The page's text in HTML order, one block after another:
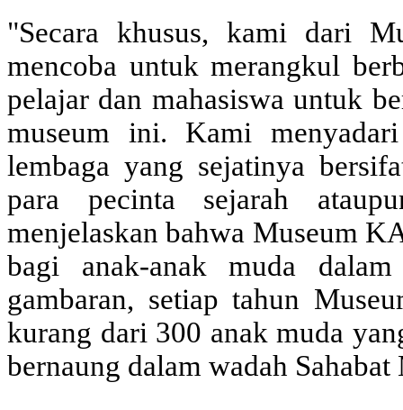
"Secara khusus, kami dari
mencoba untuk merangkul
pelajar dan mahasiswa untuk
museum ini. Kami
lembaga yang sejatinya
para pecinta sejarah
menjelaskan bahwa Museum
bagi anak-anak muda
gambaran, setiap tahun
kurang dari 300 anak muda
bernaung dalam wadah